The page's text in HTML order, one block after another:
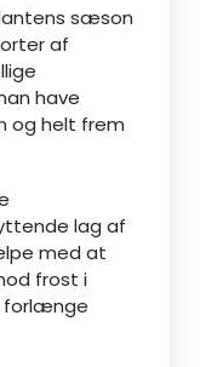
sæson
af
have
og helt frem
lag af
med at
frost i
forlænge